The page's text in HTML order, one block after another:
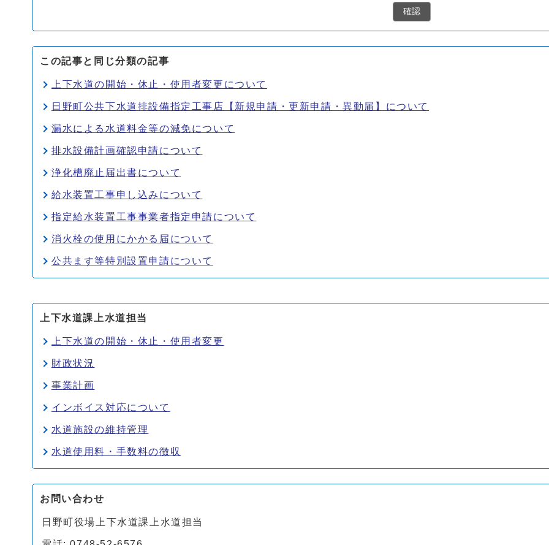
確認
この記事と同じ分類の記事
上下水道の開始・休止・使用者変更について
日野町公共下水道排設備指定工事店【新規申請・更新申請・異動届】について
漏水による水道料金等の減免について
排水設備計画確認申請について
浄化槽廃止届出書について
給水装置工事申し込みについて
指定給水装置工事事業者指定申請について
消火栓の使用にかかる届について
公共ます等特別設置申請について
上下水道課上水道担当
上下水道の開始・休止・使用者変更
財政状況
事業計画
インボイス対応について
水道施設の維持管理
水道使用料・手数料の徴収
お問い合わせ
日野町役場上下水道課上水道担当